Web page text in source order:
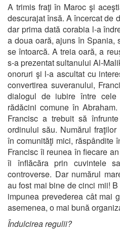
A trimis fraţi în Maroc şi
descurajat însă. A încercat de
dar prima dată corabia l-a
a doua oară, ajuns în Spania,
se întoarcă. A treia oară, a
s-a prezentat sultanului Al-
onoruri şi l-a ascultat cu
convertirea suveranului,
dialogul de iubire între
rădăcini comune în
Francisc a trebuit să
ordinului său. Numărul
în comunităţi mici, răspândite
Francisc îi reunea în fiecare
îi înflăcăra prin cuvintele
controverse. Dar numărul
au fost mai bine de cinci mii!
impunea prevederea cât mai
asemenea, o mai bună
Îndulcirea regulii?